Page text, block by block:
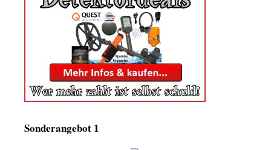
Sonderangebot 1